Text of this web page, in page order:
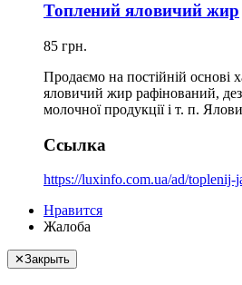
Топлений яловичий жир
85 грн.
Продаємо на постійній основі
яловичий жир рафінований,
молочної продукції і т. п.
Ссылка
https://luxinfo.com.ua/ad/
Нравится
Жалоба
✕Закрыть